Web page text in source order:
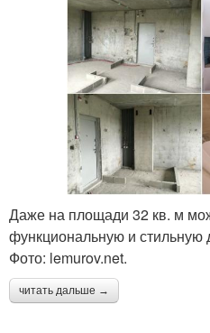
Даже на площади 32 кв. м
функциональную и стильную
Фото: lemurov.net.
читать дальше →